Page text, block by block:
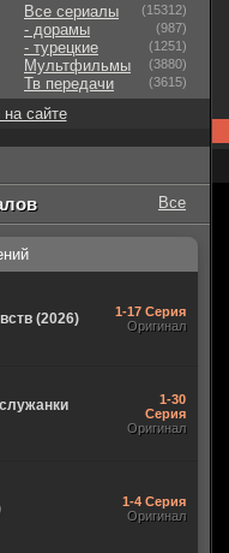
Все сериалы (15312)
- дорамы (987)
- турецкие (1251)
Мультфильмы (3880)
Тв передачи (3615)
сайте
Все
(2026)
1-17 Серия
Оригинал
1-30
Серия
Оригинал
1-4 Серия
Оригинал